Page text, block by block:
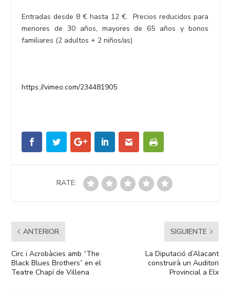
Entradas desde 8 € hasta 12 €. Precios reducidos para
menores de 30 años, mayores de 65 años y bonos
familiares (2 adultos + 2 niños/as)
https://vimeo.com/234481905
RATE:
ANTERIOR
Circ i Acrobàcies amb “The
Black Blues Brothers” en el
Teatre Chapí de Villena
SIGUIENTE
La Diputació d’Alacant
construirà un Auditori
Provincial a Elx